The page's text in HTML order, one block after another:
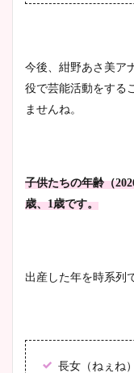
今後、紺野あさ美ア
役で芸能活動をする
ませんね。
子供たちの年齢（
歳、1歳です。
出産した年を時系列
長女（ねぇね